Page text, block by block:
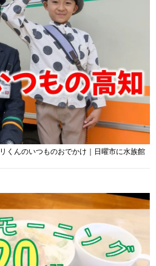
くんのいつものおでかけ｜日曜市に水族館